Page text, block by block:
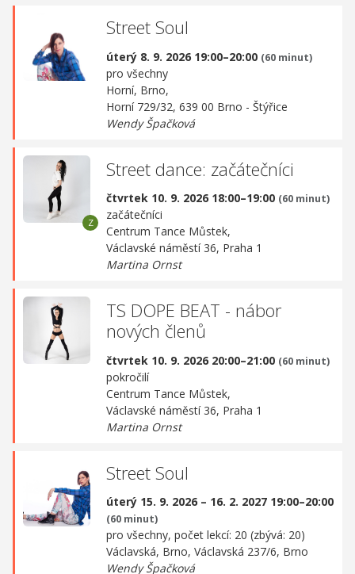
Street Soul
úterý 8. 9. 2026 19:00–20:00 (60 minut)
pro všechny
Horní, Brno,
Horní 729/32, 639 00 Brno - Štýřice
Wendy Špačková
Street dance: začátečníci
čtvrtek 10. 9. 2026 18:00–19:00 (60 minut)
začátečníci
Centrum Tance Můstek,
Václavské náměstí 36, Praha 1
Martina Ornst
TS DOPE BEAT - nábor
nových členů
čtvrtek 10. 9. 2026 20:00–21:00 (60 minut)
pokročilí
Centrum Tance Můstek,
Václavské náměstí 36, Praha 1
Martina Ornst
Street Soul
úterý 15. 9. 2026 – 16. 2. 2027 19:00–20:00
(60 minut)
pro všechny, počet lekcí: 20 (zbývá: 20)
Václavská, Brno, Václavská 237/6, Brno
Wendy Špačková